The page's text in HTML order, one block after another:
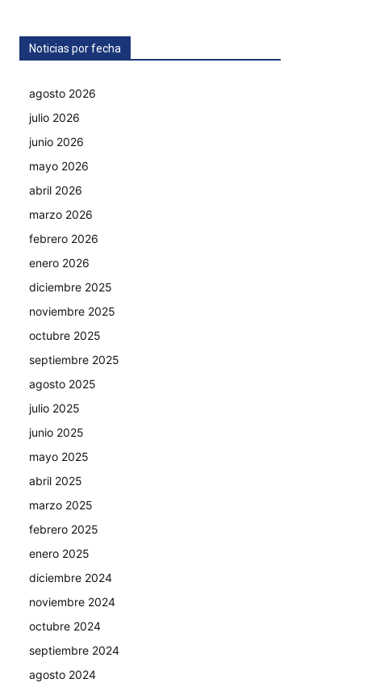
Noticias por fecha
agosto 2026
julio 2026
junio 2026
mayo 2026
abril 2026
marzo 2026
febrero 2026
enero 2026
diciembre 2025
noviembre 2025
octubre 2025
septiembre 2025
agosto 2025
julio 2025
junio 2025
mayo 2025
abril 2025
marzo 2025
febrero 2025
enero 2025
diciembre 2024
noviembre 2024
octubre 2024
septiembre 2024
agosto 2024